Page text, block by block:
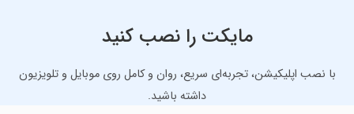
مایکت را نصب کنید
با نصب اپلیکیشن، تجربه‌ای سریع، روان و کامل روی موبایل و تلویزیون
داشته باشید.